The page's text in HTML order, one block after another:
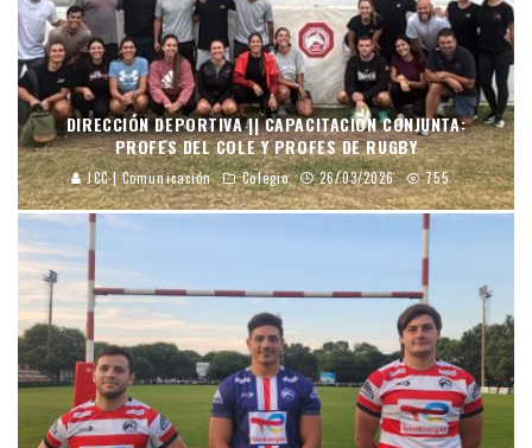
DIRECCIÓN DEPORTIVA || CAPACITACIÓN CONJUNTA:
PROFES DEL COLE Y PROFES DE RUGBY
JCC | Comunicación Colegio 26/03/2026 755